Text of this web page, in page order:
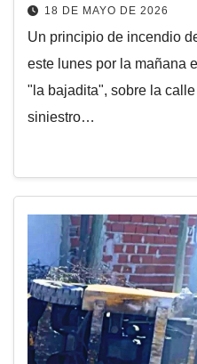
18 DE MAYO DE 2026
Un principio de incendio
este lunes por la mañana
"la bajadita", sobre la calle
siniestro…